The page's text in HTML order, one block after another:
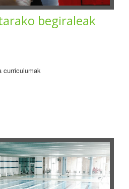
begiraleak
curriculumak